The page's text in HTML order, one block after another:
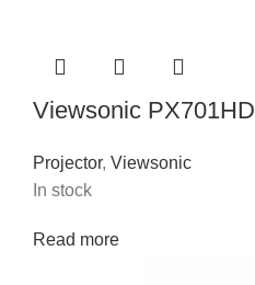
Viewsonic PX701HD
Projector, Viewsonic
In stock
Read more